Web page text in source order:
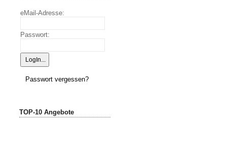
eMail-Adresse:
Passwort:
Passwort vergessen?
TOP-10 Angebote